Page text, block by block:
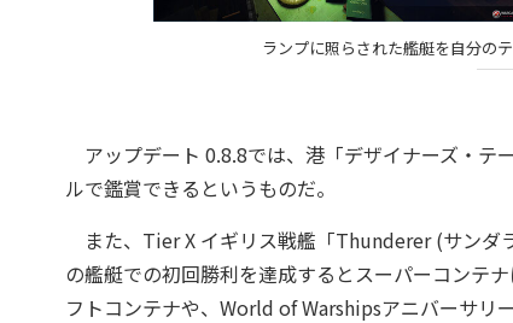
ランプに照らされた艦艇を自分の
アップデート 0.8.8では、港「デザイナーズ・テ
ルで鑑賞できるというものだ。
また、Tier X イギリス戦艦「Thunderer (サンダ
の艦艇での初回勝利を達成するとスーパーコンテ
フトコンテナや、World of Warshipsアニバーサリ